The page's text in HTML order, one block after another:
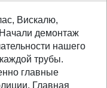
Вискалю,
демонтаж
нашего
трубы.
главные
Главная